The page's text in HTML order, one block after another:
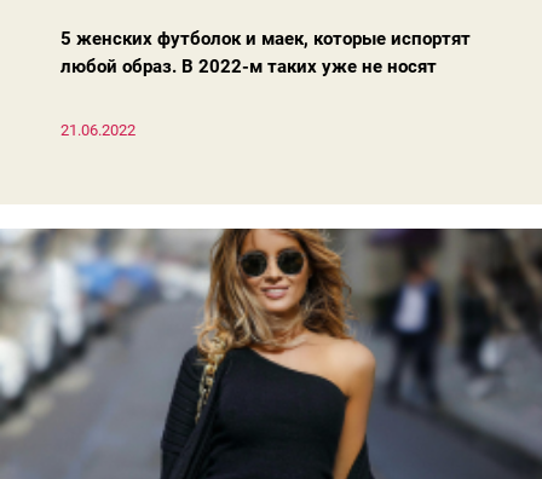
5 женских футболок и маек, которые испортят
любой образ. В 2022-м таких уже не носят
21.06.2022